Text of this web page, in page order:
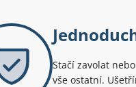
Stačí zavolat
vše ostatní.